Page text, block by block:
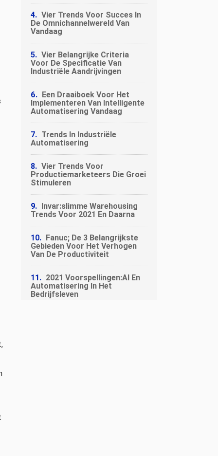
Vier Trends Voor Succes In
De Omnichannelwereld Van
Vandaag
Vier Belangrijke Criteria
Voor De Specificatie Van
Industriële Aandrijvingen
Een Draaiboek Voor Het
Implementeren Van Intelligente
Automatisering Vandaag
Trends In Industriële
Automatisering
Vier Trends Voor
Productiemarketeers Die Groei
Stimuleren
Invar:slimme Warehousing
Trends Voor 2021 En Daarna
Fanuc; De 3 Belangrijkste
Gebieden Voor Het Verhogen
Van De Productiviteit
2021 Voorspellingen:AI En
Automatisering In Het
Bedrijfsleven